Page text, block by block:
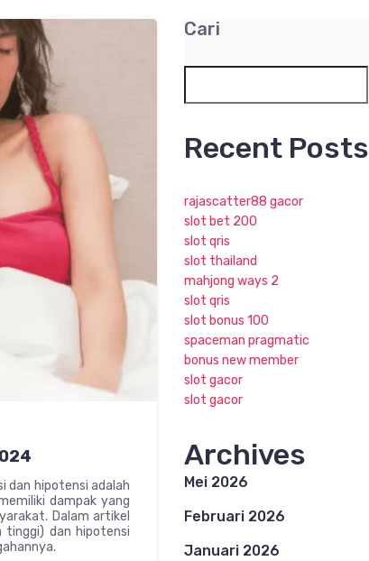
dan hipotensi adalah
dampak yang
Dalam artikel
tinggi) dan hipotensi
Cari
Recent Posts
rajascatter88 gacor
slot bet 200
slot qris
slot thailand
mahjong ways 2
slot qris
slot bonus 100
spaceman pragmatic
bonus new member
slot gacor
slot gacor
Archives
Mei 2026
Februari 2026
Januari 2026